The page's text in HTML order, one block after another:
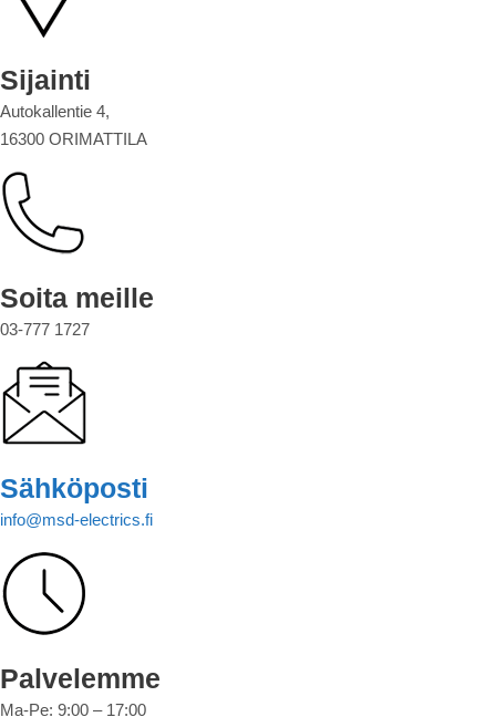
Sijainti
Autokallentie 4,
16300 ORIMATTILA
Soita meille
03-777 1727
Sähköposti
info@msd-electrics.fi
Palvelemme
Ma-Pe: 9:00 – 17:00